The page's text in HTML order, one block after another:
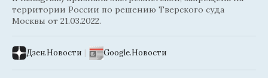
территории России по решению Тверского суда
Москвы от 21.03.2022.
Дзен.Новости | Google.Новости